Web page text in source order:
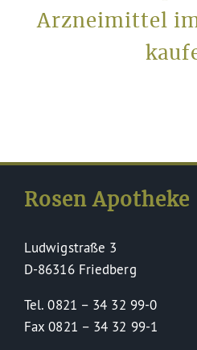
Arzneimittel
Rosen Apotheke
Ludwigstraße 3
D-86316 Friedberg
Tel. 0821 – 34 32 99-0
Fax 0821 – 34 32 99-1